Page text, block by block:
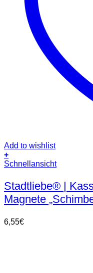
Add to wishlist
+
Schnellansicht
Stadtliebe® |
Magnete
6,55€